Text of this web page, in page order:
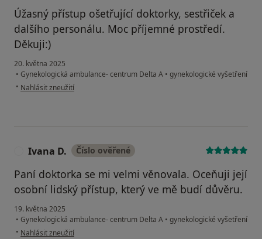
Úžasný přístup ošetřující doktorky, sestřiček a
dalšího personálu. Moc příjemné prostředí.
Děkuji:)
20. května 2025
• Gynekologická ambulance- centrum Delta A • gynekologické vyšetření
• podle názoru uživatele HS
Nahlásit zneužití
Ivana D. Číslo ověřené
Paní doktorka se mi velmi věnovala. Oceňuji její
osobní lidský přístup, který ve mě budí důvěru.
19. května 2025
• Gynekologická ambulance- centrum Delta A • gynekologické vyšetření
• podle názoru uživatele Ivana D.
Nahlásit zneužití